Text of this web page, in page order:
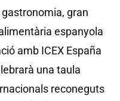
gastronomia, gran
espanyola
amb ICEX España
una taula
reconeguts